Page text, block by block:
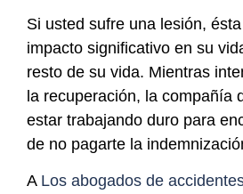
Si usted sufre una lesión,
impacto significativo en su
resto de su vida. Mientras
la recuperación, la compañía
estar trabajando duro para
de no pagarte la
A Los abogados de